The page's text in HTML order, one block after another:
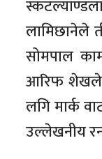
लामिछानेले
सोमपाल
आरिफ शेखले
लगि मार्क
उल्लेखनीय